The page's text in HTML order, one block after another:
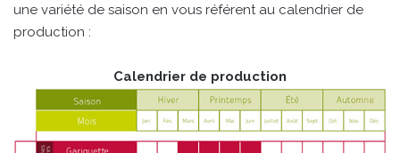
une variété de saison en vous référent au calendrier de
production :
Calendrier de production